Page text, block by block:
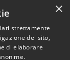
• Comune di
×
strettamente
del sito,
di elaborare